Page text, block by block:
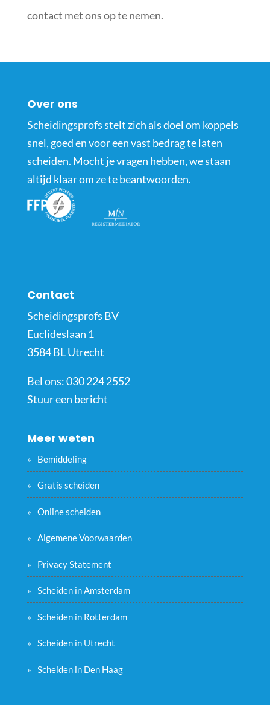
contact met ons op te nemen.
Over ons
Scheidingsprofs stelt zich als doel om koppels
snel, goed en voor een vast bedrag te laten
scheiden. Mocht je vragen hebben, we staan
altijd klaar om ze te beantwoorden.
Contact
Scheidingsprofs BV
Euclideslaan 1
3584 BL Utrecht
Bel ons:030 224 2552
Stuur een bericht
Meer weten
Bemiddeling
Gratis scheiden
Online scheiden
Algemene Voorwaarden
Privacy Statement
Scheiden in Amsterdam
Scheiden in Rotterdam
Scheiden in Utrecht
Scheiden in Den Haag